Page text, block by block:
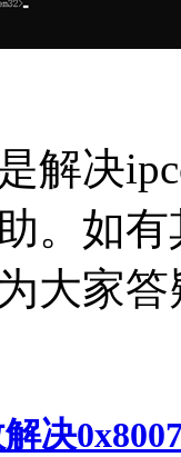
解决
。如
大家
决